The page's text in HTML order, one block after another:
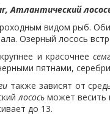
Атлантический
видом рыб.
Озерный лосось
и красочнее
пятнами,
также зависят от
лосось может весить
до 13.